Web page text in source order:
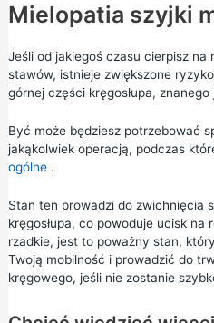
Mielopatia szyjki
Jeśli od jakiegoś czasu cierpisz na
stawów, istnieje zwiększone
górnej części kręgosłupa,
Być może będziesz potrzebować
jakąkolwiek operacją, podczas
ogólne.
Stan ten prowadzi do zwichnięcia
kręgosłupa, co powoduje ucisk
rzadkie, jest to poważny stan,
Twoją mobilność i prowadzić do
kręgowego, jeśli nie zostanie